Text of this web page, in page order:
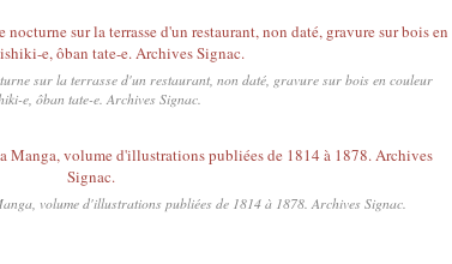
sur la terrasse d'un restaurant, non daté, gravure sur bois en couleur
e, ôban tate-e. Archives Signac.
volume d'illustrations publiées de 1814 à 1878. Archives Signac.